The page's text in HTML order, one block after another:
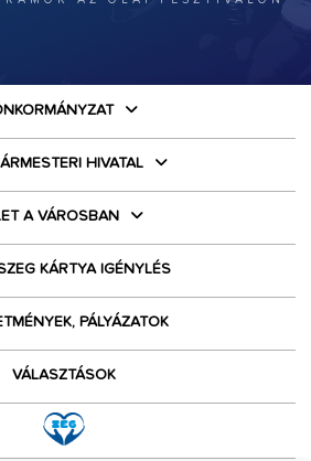
HIVATAL
A VÁROSBAN
KÁRTYA IGÉNYLÉS
PÁLYÁZATOK
VÁLASZTÁSOK